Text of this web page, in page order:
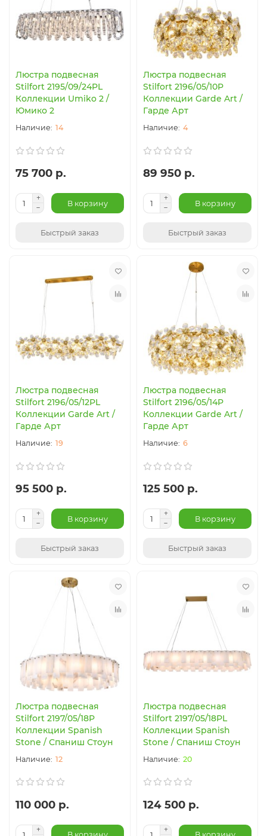
Люстра подвесная
Stilfort 2195/09/24PL
Коллекции Umiko 2 /
Юмико 2
14
75 700 р.
В корзину
Быстрый заказ
Люстра подвесная
Stilfort 2196/05/10P
Коллекции Garde Art /
Гарде Арт
4
89 950 р.
В корзину
Быстрый заказ
Люстра подвесная
Stilfort 2196/05/12PL
Коллекции Garde Art /
Гарде Арт
19
95 500 р.
В корзину
Быстрый заказ
Люстра подвесная
Stilfort 2196/05/14P
Коллекции Garde Art /
Гарде Арт
6
125 500 р.
В корзину
Быстрый заказ
Люстра подвесная
Stilfort 2197/05/18P
Коллекции Spanish
Stone / Спаниш Стоун
12
110 000 р.
Люстра подвесная
Stilfort 2197/05/18PL
Коллекции Spanish
Stone / Спаниш Стоун
20
124 500 р.